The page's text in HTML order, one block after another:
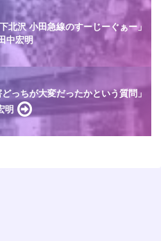
北沢 小田急線のすーじーぐぁー」
中宏明
っちが大変だったかという質問」
明